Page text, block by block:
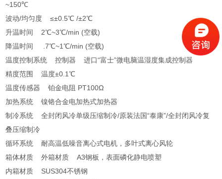
~150℃
波动/均匀度 ≤±0.5℃ /±2℃
升温时间 2℃~3℃/min (空载)
降温时间 .7℃~1℃/min (空载)
温度控制系统 控制器 进口“富士”微电脑温湿度集成控制器
精度范围 温度±0.1℃
温度传感器 铂金电阻 PT100Ω
加热系统 镍铬合金电加热式加热器
制冷系统 全封闭风冷单级压缩制冷/原装法国“泰康”/全封闭风冷复
叠压缩制冷
循环系统 耐高温低噪音离心式电机，多叶式离心风轮
箱体材质 外箱材质 A3钢板，表面磷化静电喷塑
内箱材质 SUS304不锈钢